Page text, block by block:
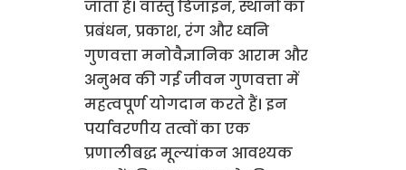
जाता है। वास्तु डिजाइन, स्थानों का
प्रबंधन, प्रकाश, रंग और ध्वनि
गुणवत्ता मनोवैज्ञानिक आराम और
अनुभव की गई जीवन गुणवत्ता में
महत्वपूर्ण योगदान करते हैं। इन
पर्यावरणीय तत्वों का एक
प्रणालीबद्ध मूल्यांकन आवश्यक